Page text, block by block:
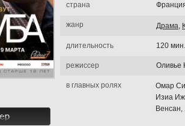
страна
жанр Драма,
длительность 120 мин.
режиссер Оливье
в главных ролях
Омар
Изиа